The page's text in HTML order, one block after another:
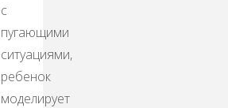
с
пугающими
ситуациями,
ребенок
моделирует